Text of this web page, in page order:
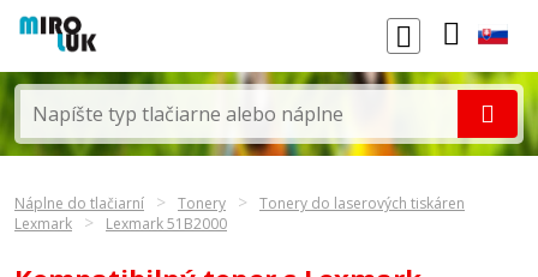
Náplne do tlačiarní Tonery
Tonery do laserových tiskáren
Lexmark
Lexmark 51B2000